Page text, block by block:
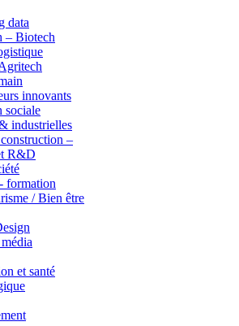
data
– Biotech
innovants
sociale
industrielles
–
R&D
formation
/ Bien être
et santé